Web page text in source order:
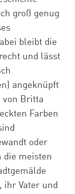
groß genug
bleibt die
und lässt
) angeknüpft
von Britta
Farben
oder
die meisten
ihr Vater und